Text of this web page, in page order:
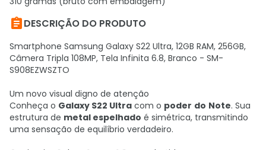
DESCRIÇÃO DO PRODUTO
Smartphone Samsung Galaxy S22 Ultra, 12GB RAM, 256GB,
Câmera Tripla 108MP, Tela Infinita 6.8, Branco - SM-
S908EZWSZTO
Um novo visual digno de atenção
Conheça o Galaxy S22 Ultra com o poder do Note. Sua
estrutura de metal espelhado é simétrica, transmitindo
uma sensação de equilíbrio verdadeiro.